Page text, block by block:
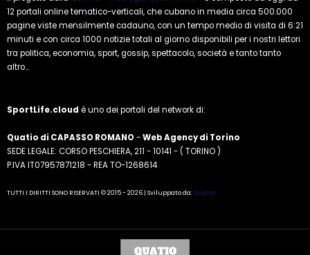
12 portali online tematico-verticali, che cubano in media circa 500.000
pagine viste mensilmente cadauno, con un tempo medio di visita di 6:21
minuti e con circa 1000 notizie totali al giorno disponibili per i nostri lettori
tra politica, economia, sport, gossip, spettacolo, società e tanto tanto
altro...
SportLife.cloud è uno dei portali del network di:
Quatio di CAPASSO ROMANO -Web Agency di Torino
SEDE LEGALE: CORSO PESCHIERA, 211 - 10141 - ( TORINO )
P.IVA IT07957871218 - REA TO-1268614
TUTTI I DIRITTI SONO RISERVATI © 2015 - 2026 | Sviluppato da:Quatio